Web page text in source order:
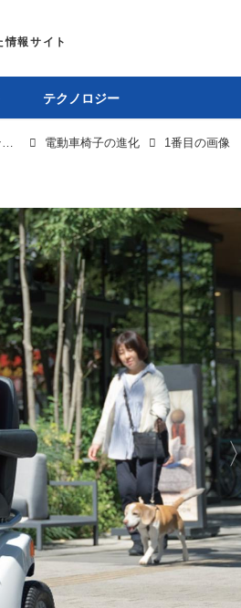
テクノロジー
「もっと遠くへ！」電動車椅子は究極のパーソナルモビリティへと進化を続ける 電動車椅子の進化 1番目の画像